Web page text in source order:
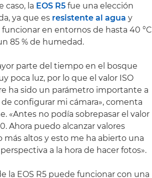
caso, la EOS R5 fue una elección
ya que es resistente al agua y
en entornos de hasta 40 °C
85 % de humedad.
parte del tiempo en el bosque
poca luz, por lo que el valor ISO
ha sido un parámetro importante a
de configurar mi cámara», comenta
«Antes no podía sobrepasar el valor
Ahora puedo alcanzar valores
más altos y esto me ha abierto una
a la hora de hacer fotos».
la EOS R5 puede funcionar con una